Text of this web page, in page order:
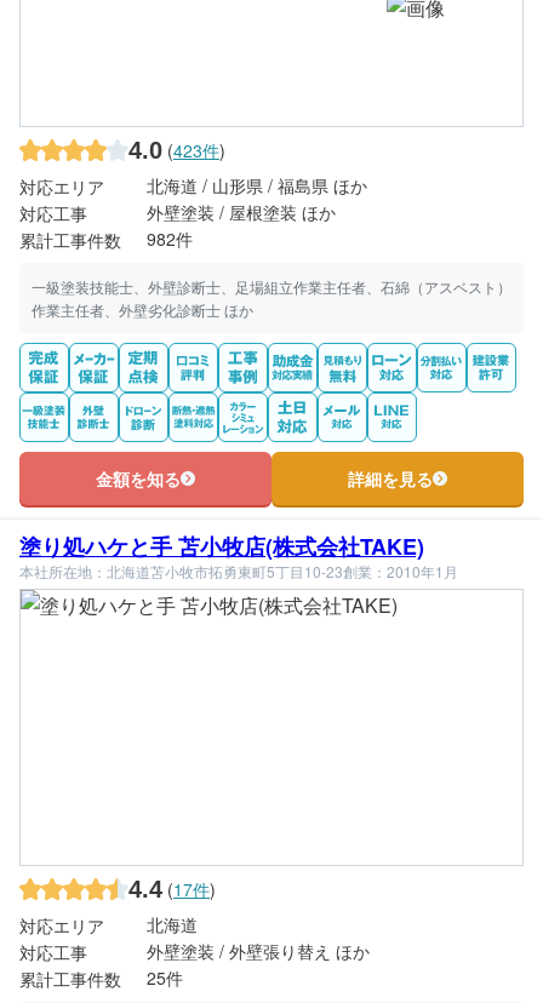
4.0 (423件)
対応エリア
北海道 / 山形県 / 福島県 ほか
対応工事
外壁塗装 / 屋根塗装 ほか
累計工事件数
982件
一級塗装技能士、外壁診断士、足場組立作業主任者、石綿（アスベスト）
作業主任者、外壁劣化診断士 ほか
金額を知る 詳細を見る
塗り処ハケと手 苫小牧店(株式会社TAKE)
本社所在地：北海道苫小牧市拓勇東町5丁目10-23創業：2010年1月
4.4 (17件)
対応エリア
北海道
対応工事
外壁塗装 / 外壁張り替え ほか
累計工事件数
25件